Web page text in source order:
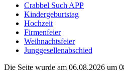
Crabbel Such APP
Kindergeburtstag
Hochzeit
Firmenfeier
Weihnachtsfeier
Junggesellenabschied
Die Seite wurde am 06.08.2026 um